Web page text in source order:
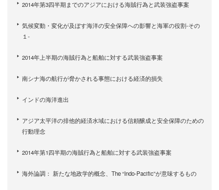
2014年第3四半期までのアジアにおける海賊行為と武装強盗事案
気候変動・変化が及ぼす海洋の安全保障への影響と海軍の役割-その
１-
2014年上半期の海賊行為と船舶に対する武装強盗事案
南シナ海の航行が脅かされる事態における経済的損失
インドの海洋進出
アジア太平洋の排他的経済水域における信頼醸成と安全保障のための
行動理念
2014年第1四半期の海賊行為と船舶に対する武装強盗事案
海外論調： 新たな地政学的概念、The “Indo-Pacific”が意味するもの